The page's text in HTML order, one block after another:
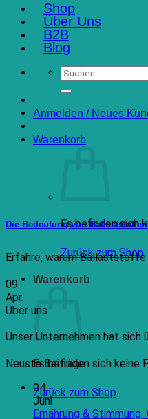
Shop
Über Uns
B2B
Blog
Suchen
nach:
Anmelden / Neues
Warenkorb
Es befinden sich
Zurück zum Shop
Warenkorb
Es befinden sich keine
Zurück zum Shop
Die Bedeutung von
Erfahre, warum Ballaststoffe
09
Apr.
Über uns
Unser Unternehmen hat
Neuste Beiträge
04
Juni
Ernährung &